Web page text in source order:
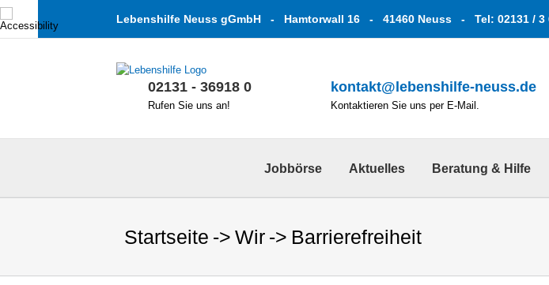
Zum
Inhalt
springen
Lebenshilfe Neuss gGmbH - Hamtorwall 16 - 41460 Neuss - Tel: 02131 /
02131 - 36918 0
Rufen Sie uns an!
kontakt@lebenshilfe-neuss.de
Kontaktieren Sie uns per E-Mail.
Jobbörse Aktuelles Beratung & Hilfe
Startseite Wir Barrierefreiheit